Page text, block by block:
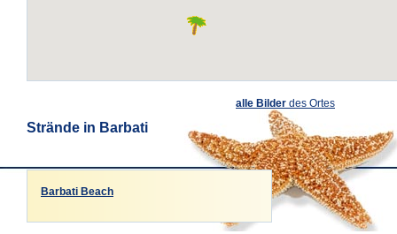
alle Bilder des Ortes
Strände in Barbati
Barbati Beach